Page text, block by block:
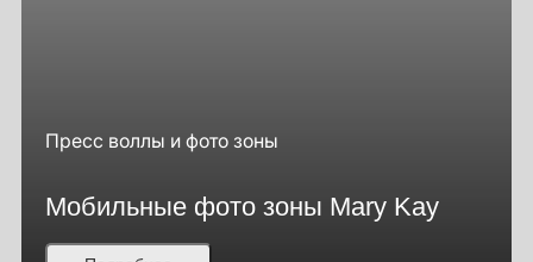
Пресс воллы и фото зоны
Мобильные фото зоны Mary Kay